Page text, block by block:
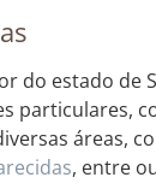
do estado de
particulares,
áreas,
, entre